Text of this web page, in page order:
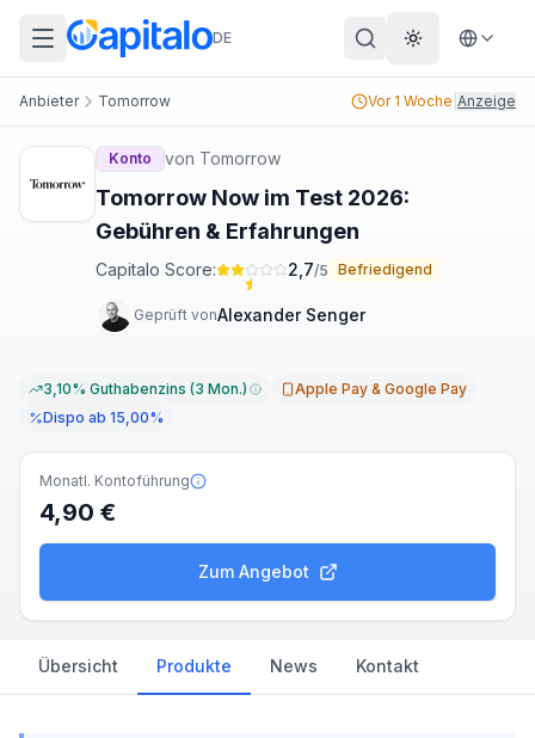
DE Theme
Anbieter Tomorrow Vor 1 Woche Anzeige
Konto von Tomorrow
Tomorrow Now im Test 2026:
Gebühren & Erfahrungen
Capitalo Score: 2,7/5 Befriedigend
Geprüft vonAlexander Senger
3,10% Guthabenzins (3 Mon.)
Apple Pay & Google Pay
Dispo ab 15,00%
Monatl. Kontoführung
4,90 €
Zum Angebot
Übersicht Produkte News Kontakt